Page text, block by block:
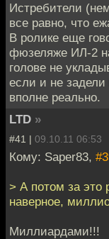
Истребители
все равно, что
В ролике еще
фюзеляже ИЛ-2
голове не
если и не задели
вполне реально.
LTD »
#41 | 09.10.11 06:53
Кому: Saper83,
> А потом за это
наверное,
Миллиардами!!!